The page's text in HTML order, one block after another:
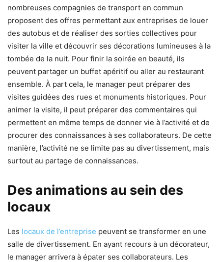
nombreuses compagnies de transport en commun
proposent des offres permettant aux entreprises de louer
des autobus et de réaliser des sorties collectives pour
visiter la ville et découvrir ses décorations lumineuses à la
tombée de la nuit. Pour finir la soirée en beauté, ils
peuvent partager un buffet apéritif ou aller au restaurant
ensemble. À part cela, le manager peut préparer des
visites guidées des rues et monuments historiques. Pour
animer la visite, il peut préparer des commentaires qui
permettent en même temps de donner vie à l’activité et de
procurer des connaissances à ses collaborateurs. De cette
manière, l’activité ne se limite pas au divertissement, mais
surtout au partage de connaissances.
Des animations au sein des
locaux
Les locaux de l’entreprise peuvent se transformer en une
salle de divertissement. En ayant recours à un décorateur,
le manager arrivera à épater ses collaborateurs. Les